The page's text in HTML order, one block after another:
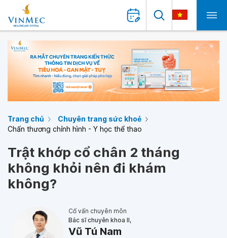
Trang chủ
Chuyên trang sức khoẻ
Chấn thương chỉnh hình - Y học thể thao
Trật khớp cổ chân 2 tháng
không khỏi nên đi khám
không?
Cố vấn chuyên môn
Bác sĩ chuyên khoa II,
Vũ Tú Nam